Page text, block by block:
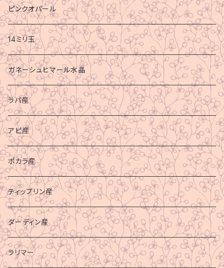
ピンクオパール
14ミリ玉
ガネーシュヒマール水晶
ラパ産
アピ産
ポカラ産
ティップリン産
ダーディン産
ラリマー